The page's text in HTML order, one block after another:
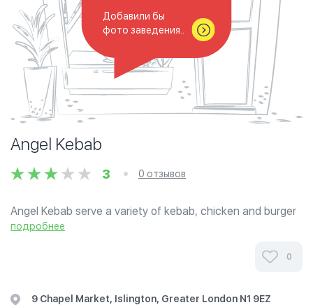
Добавили бы
фото заведения..
Angel Kebab
3 0 отзывов
Angel Kebab serve a variety of kebab, chicken and burger
meals to take away. They also have a seating area.
подробнее
0
9 Chapel Market, Islington, Greater London N1 9EZ